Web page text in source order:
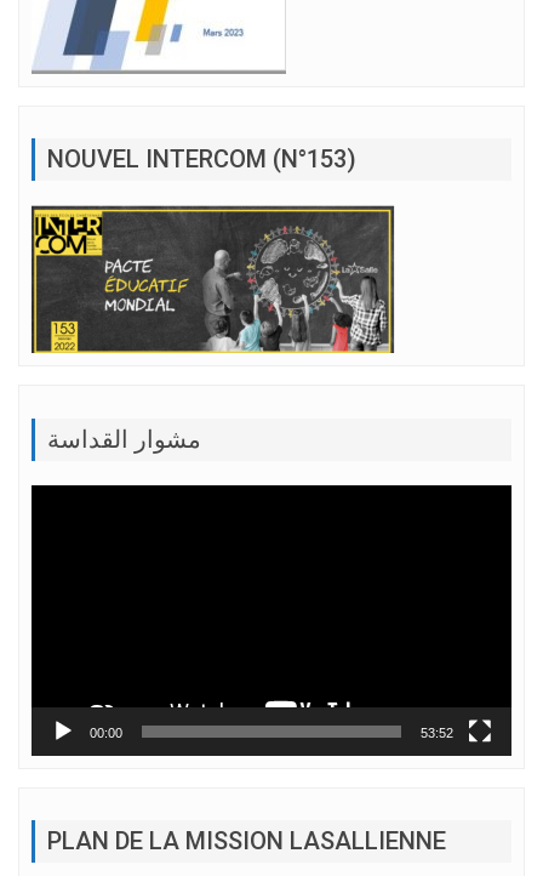
NOUVEL INTERCOM (N°153)
مشوار القداسة
00:00 53:52
PLAN DE LA MISSION LASALLIENNE